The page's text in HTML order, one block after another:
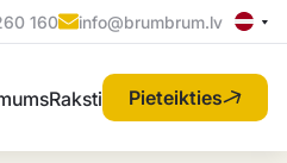
160 info@brumbrum.lv
Raksti Pieteikties